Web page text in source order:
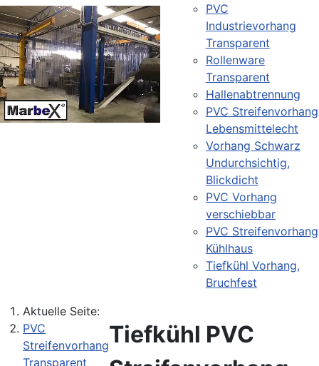
PVC
Industrievorhang
Transparent
Rollenware
Transparent
Hallenabtrennung
PVC Streifenvorhang
Lebensmittelecht
Vorhang Schwarz
Undurchsichtig,
Blickdicht
PVC Vorhang
verschiebbar
PVC Streifenvorhang
Kühlhaus
Tiefkühl Vorhang,
Bruchfest
Aktuelle Seite:
PVC
Streifenvorhang
Transparent
Tiefkühl PVC